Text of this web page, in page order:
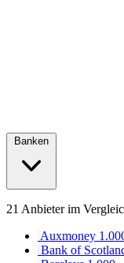
21 Anbieter im
Auxmoney
Bank of